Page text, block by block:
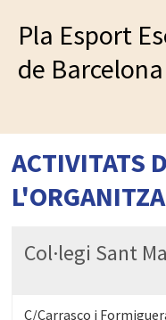
Pla Esport
de Barcelona
ACTIVITATS
Col·legi Sant
C/Carrasco i